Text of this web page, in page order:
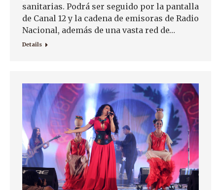
sanitarias. Podrá ser seguido por la pantalla
de Canal 12 y la cadena de emisoras de Radio
Nacional, además de una vasta red de…
Details